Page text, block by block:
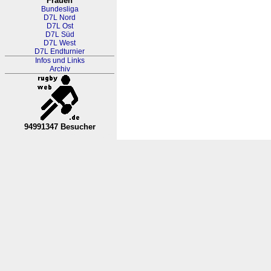
Bundesliga
D7L Nord
D7L Ost
D7L Süd
D7L West
D7L Endturnier
Infos und Links
Archiv
94991347 Besucher